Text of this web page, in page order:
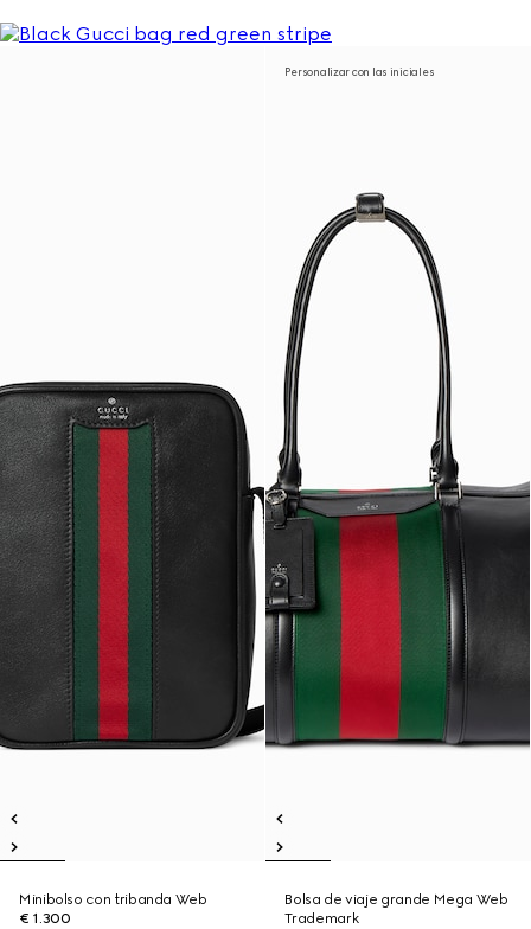
Minibolso con tribanda Web
€ 1.300
Personalizar con las iniciales
Bolsa de viaje grande Mega Web
Trademark